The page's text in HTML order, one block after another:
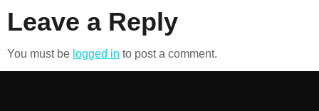
Leave a Reply
You must be logged in to post a comment.